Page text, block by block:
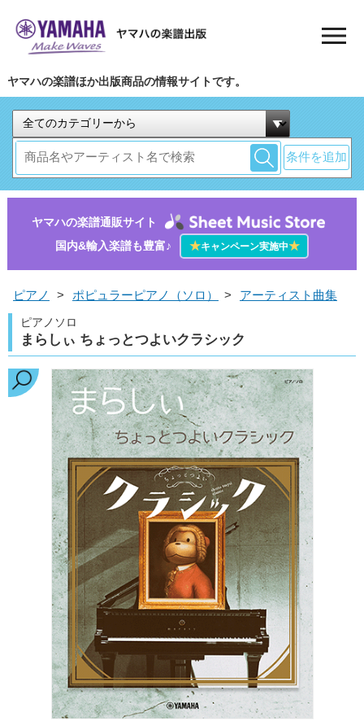
ヤマハの楽譜ほか出版商品の情報サイトです。
条件を追加
ヤマハの楽譜通販サイト
国内&輸入楽譜も豊富♪
★キャンペーン実施中★
ピアノ > ポピュラーピアノ（ソロ） > アーティスト曲集
ピアノソロ
まらしぃ ちょっとつよいクラシック